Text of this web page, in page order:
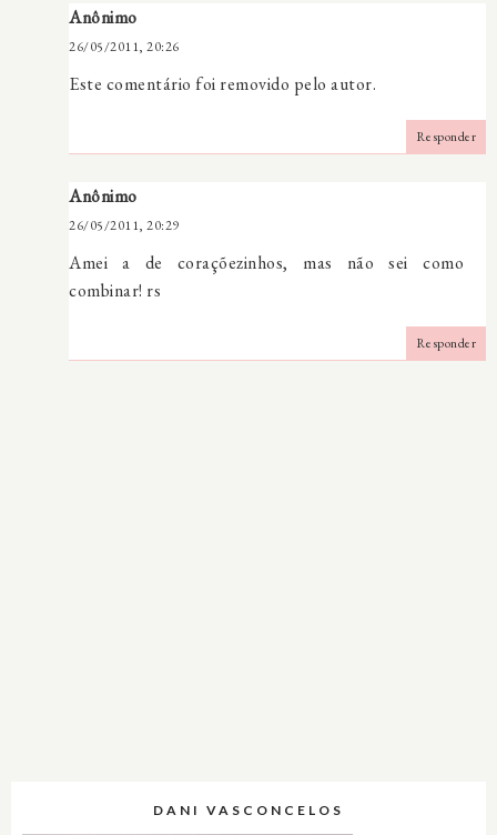
Anônimo
26/05/2011, 20:26
Este comentário foi removido pelo autor.
Responder
Anônimo
26/05/2011, 20:29
Amei a de coraçõezinhos, mas não sei como
combinar! rs
Responder
DANI VASCONCELOS